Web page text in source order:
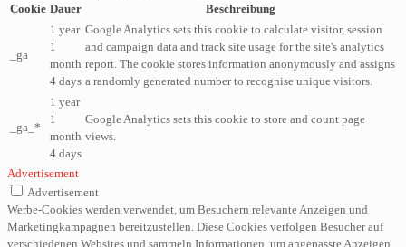
Cookie Dauer Beschreibung
_ga
1 year
1
month
4 days
Google Analytics sets this cookie to calculate visitor, session
and campaign data and track site usage for the site's analytics
report. The cookie stores information anonymously and assigns
a randomly generated number to recognise unique visitors.
_ga_*
1 year
1
month
4 days
Google Analytics sets this cookie to store and count page
views.
Advertisement
Advertisement
Werbe-Cookies werden verwendet, um Besuchern relevante Anzeigen und
Marketingkampagnen bereitzustellen. Diese Cookies verfolgen Besucher auf
verschiedenen Websites und sammeln Informationen, um angepasste Anzeigen